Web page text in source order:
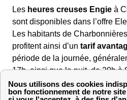
Les heures creuses Engie à
sont disponibles dans l’offre
Les habitants de
profitent ainsi d’un tarif
période de la journée,
17h, ainsi que la nuit, de 20h à
Cependant, si les